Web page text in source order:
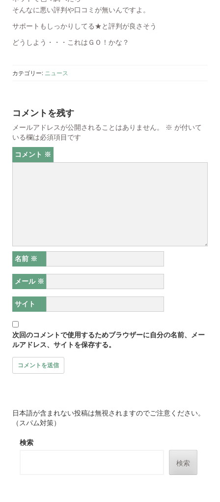
そんなに悪い評判や口コミが無いんですよ。
サポートもしっかりしてる★と評判が良さそう
どうしよう・・・これはＧＯ！かな？
カテゴリー: ニュース
コメントを残す
メールアドレスが公開されることはありません。 ※ が付いて
いる欄は必須項目です
コメント ※
名前 ※
メール ※
サイト
次回のコメントで使用するためブラウザーに自分の名前、メー
ルアドレス、サイトを保存する。
日本語が含まれない投稿は無視されますのでご注意ください。
（スパム対策）
検索
検索